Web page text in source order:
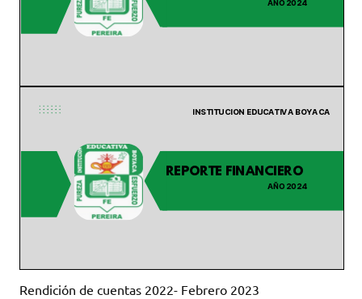
Rendición de cuentas 2022- Febrero 2023